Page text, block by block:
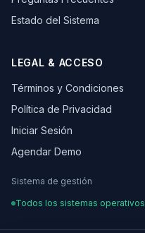
Estado del Sistema
LEGAL & ACCESO
Términos y Condiciones
Política de Privacidad
Iniciar Sesión
Agendar Demo
Sistema de gestión
Todos los sistemas operativos